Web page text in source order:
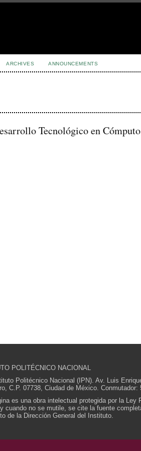
ARCHIVES ANNOUNCEMENTS
Tecnológico en
POLITÉCNICO NACIONAL
Politécnico Nacional (IPN). Av. Luis
C.P. 07738, Ciudad de México. Conmutador:
es una obra intelectual protegida por la Ley
cuando no se mutile, se cite la fuente
de la Dirección General del Instituto.